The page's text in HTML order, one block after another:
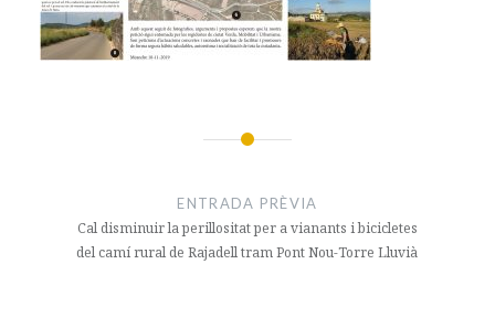
ENTRADA PRÈVIA
Cal disminuir la perillositat per a vianants i bicicletes
del camí rural de Rajadell tram Pont Nou-Torre Lluvià